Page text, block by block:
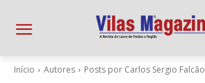
Início Autores Posts por Carlos Sergio Falcão